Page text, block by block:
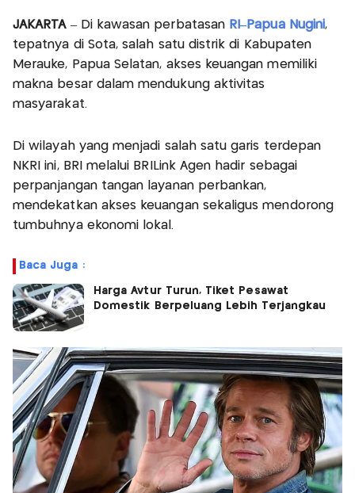
JAKARTA– Di kawasan perbatasan RI–Papua Nugini,
tepatnya di Sota, salah satu distrik di Kabupaten
Merauke, Papua Selatan, akses keuangan memiliki
makna besar dalam mendukung aktivitas
masyarakat.
Di wilayah yang menjadi salah satu garis terdepan
NKRI ini, BRI melalui BRILink Agen hadir sebagai
perpanjangan tangan layanan perbankan,
mendekatkan akses keuangan sekaligus mendorong
tumbuhnya ekonomi lokal.
Baca Juga :
Harga Avtur Turun, Tiket Pesawat
Domestik Berpeluang Lebih Terjangkau